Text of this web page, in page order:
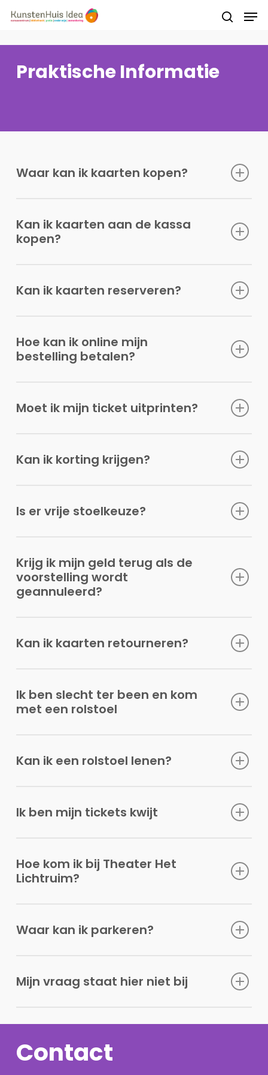
Druk op Enter om te starten met zoeken of
Praktische Informatie
Waar kan ik kaarten kopen?
Kan ik kaarten aan de kassa
kopen?
Kan ik kaarten reserveren?
Hoe kan ik online mijn
bestelling betalen?
Moet ik mijn ticket uitprinten?
Kan ik korting krijgen?
Is er vrije stoelkeuze?
Krijg ik mijn geld terug als de
voorstelling wordt
geannuleerd?
Kan ik kaarten retourneren?
Ik ben slecht ter been en kom
met een rolstoel
Kan ik een rolstoel lenen?
Ik ben mijn tickets kwijt
Hoe kom ik bij Theater Het
Lichtruim?
Waar kan ik parkeren?
Mijn vraag staat hier niet bij
Contact